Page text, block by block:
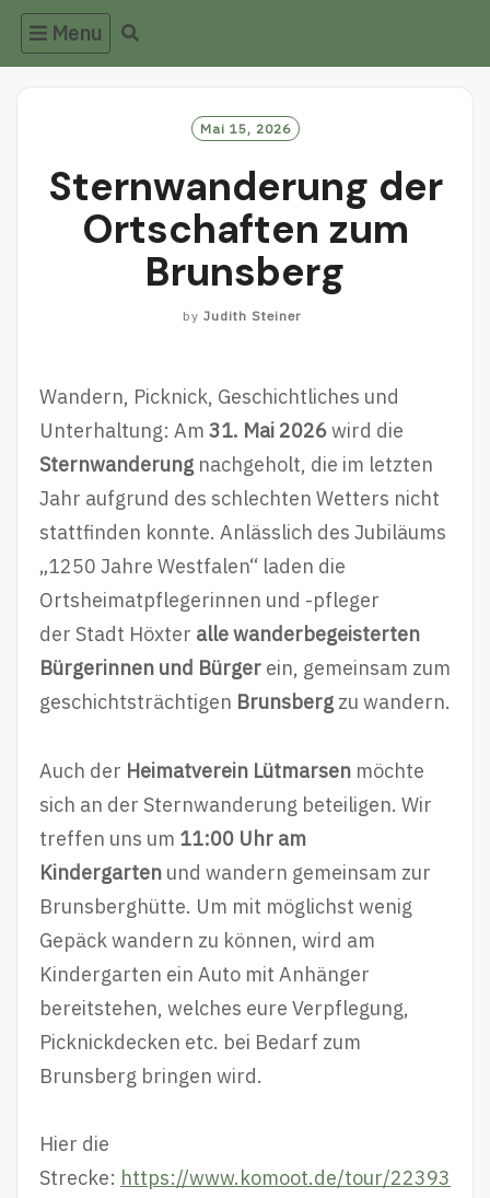
Skip
Menu
Mai 15, 2026
Sternwanderung der
Ortschaften zum
Brunsberg
by Judith Steiner
Wandern, Picknick, Geschichtliches und
Unterhaltung: Am 31. Mai 2026wird die
Sternwanderung nachgeholt, die im letzten
Jahr aufgrund des schlechten Wetters nicht
stattfinden konnte. Anlässlich des Jubiläums
„1250 Jahre Westfalen“ laden die
Ortsheimatpflegerinnen und -pfleger
der Stadt Höxter alle wanderbegeisterten
Bürgerinnen und Bürger ein, gemeinsam zum
geschichtsträchtigen Brunsberg zu wandern.
Auch der Heimatverein Lütmarsen möchte
sich an der Sternwanderung beteiligen. Wir
treffen uns um 11:00 Uhr am
Kindergarten und wandern gemeinsam zur
Brunsberghütte. Um mit möglichst wenig
Gepäck wandern zu können, wird am
Kindergarten ein Auto mit Anhänger
bereitstehen, welches eure Verpflegung,
Picknickdecken etc. bei Bedarf zum
Brunsberg bringen wird.
Hier die
Strecke: https://www.komoot.de/tour/22393